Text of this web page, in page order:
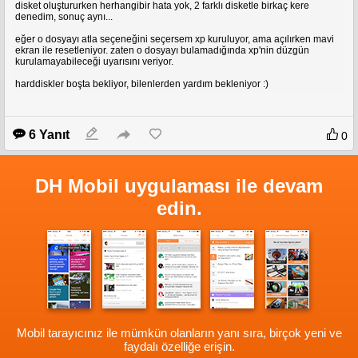
Ebay Linkibunun yerine dikine devam eden bir kaplama yaptırdım. Yer:
gitmeyi düşünen olursa benimle irtibata geçebilirsiniz, randevuyla çalışıyorlar.
ÖN PLAKA ALTI BOYASI
ARKA TAMPON ALTI BOYASI VE EGSOZ UCU
disket oluştururken herhangibir hata yok, 2 farklı disketle birkaç kere
denedim, sonuç aynı...
eğer o dosyayı atla seçeneğini seçersem xp kuruluyor, ama açılırken mavi
ekran ile resetleniyor. zaten o dosyayı bulamadığında xp'nin düzgün
kurulamayabileceği uyarısını veriyor.
harddiskler boşta bekliyor, bilenlerden yardım bekleniyor :)
6 Yanıt 0
DH Mobil uygulaması ile devam
edin.
Mobil tarayıcınız ile mümkün olanların yanı sıra, birçok yeni ve
faydalı özelliğe erişin.